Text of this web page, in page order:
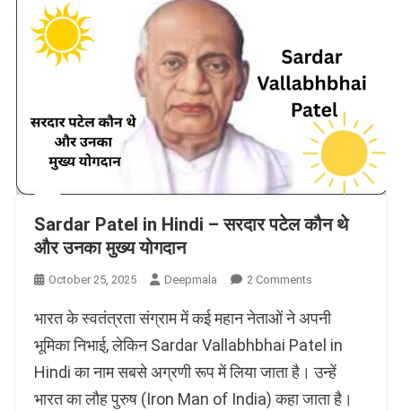
Sardar Patel in Hindi – सरदार पटेल कौन थे
और उनका मुख्य योगदान
October 25, 2025 Deepmala 2 CommentsOn
Patel
In
–
सरदार
भारत के स्वतंत्रता संग्राम में कई महान नेताओं ने अपनी
भूमिका निभाई, लेकिन Sardar Vallabhbhai Patel in
Hindi का नाम सबसे अग्रणी रूप में लिया जाता है। उन्हें
भारत का लौह पुरुष (Iron Man of India) कहा जाता है।